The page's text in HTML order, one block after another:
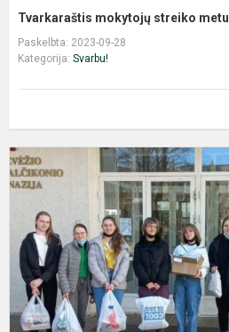
Tvarkaraštis mokytojų streiko metu
Paskelbta: 2023-09-28
Kategorija: Svarbu!